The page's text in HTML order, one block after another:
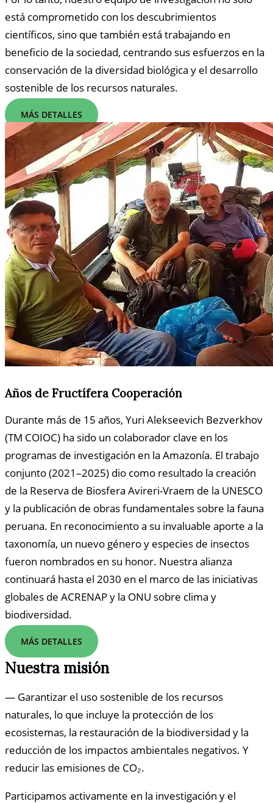
está comprometido con los descubrimientos
científicos, sino que también está trabajando en
beneficio de la sociedad, centrando sus esfuerzos en la
conservación de la diversidad biológica y el desarrollo
sostenible de los recursos naturales.
MÁS DETALLES
Años de Fructífera Cooperación
Durante más de 15 años, Yuri Alekseevich Bezverkhov
(TM COIOC) ha sido un colaborador clave en los
programas de investigación en la Amazonía. El trabajo
conjunto (2021–2025) dio como resultado la creación
de la Reserva de Biosfera Avireri-Vraem de la UNESCO
y la publicación de obras fundamentales sobre la fauna
peruana. En reconocimiento a su invaluable aporte a la
taxonomía, un nuevo género y especies de insectos
fueron nombrados en su honor. Nuestra alianza
continuará hasta el 2030 en el marco de las iniciativas
globales de ACRENAP y la ONU sobre clima y
biodiversidad.
MÁS DETALLES
Nuestra misión
— Garantizar el uso sostenible de los recursos
naturales, lo que incluye la protección de los
ecosistemas, la restauración de la biodiversidad y la
reducción de los impactos ambientales negativos. Y
reducir las emisiones de CO₂.
Participamos activamente en la investigación y el